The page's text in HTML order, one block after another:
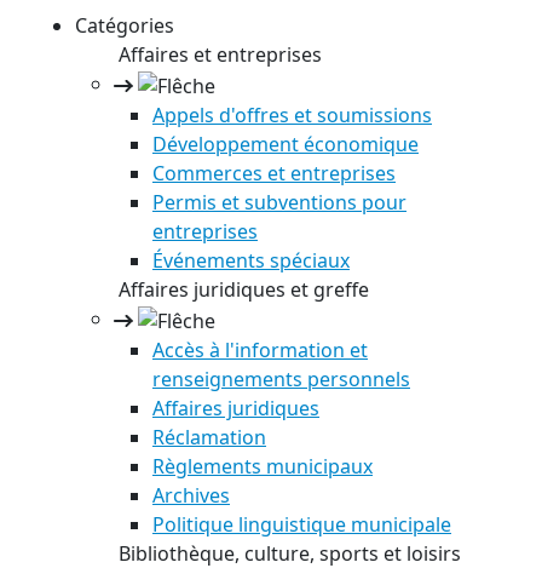
Catégories
Affaires et entreprises
Appels d'offres et soumissions
Développement économique
Commerces et entreprises
Permis et subventions pour
entreprises
Événements spéciaux
Affaires juridiques et greffe
Accès à l'information et
renseignements personnels
Affaires juridiques
Réclamation
Règlements municipaux
Archives
Politique linguistique municipale
Bibliothèque, culture, sports et loisirs